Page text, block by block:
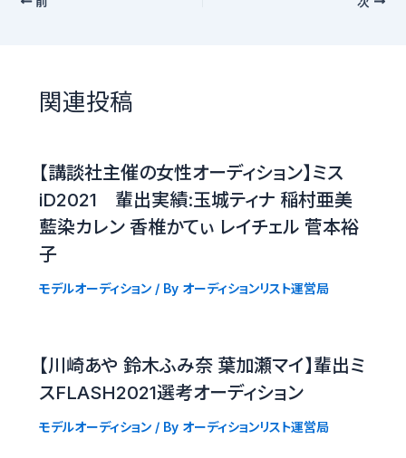
関連投稿
【講談社主催の女性オーディション】ミス
iD2021 輩出実績:玉城ティナ 稲村亜美
藍染カレン 香椎かてぃ レイチェル 菅本裕
子
モデルオーディション/ By オーディションリスト運営局
【川崎あや 鈴木ふみ奈 葉加瀬マイ】輩出ミ
スFLASH2021選考オーディション
モデルオーディション/ By オーディションリスト運営局